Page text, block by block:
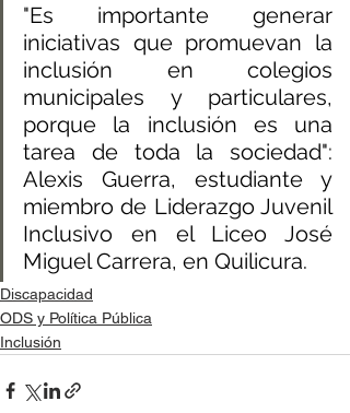
"Es importante generar
iniciativas que promuevan la
inclusión en colegios
municipales y particulares,
porque la inclusión es una
tarea de toda la sociedad":
Alexis Guerra, estudiante y
miembro de Liderazgo Juvenil
Inclusivo en el Liceo José
Miguel Carrera, en Quilicura.
Discapacidad
ODS y Política Pública
Inclusión